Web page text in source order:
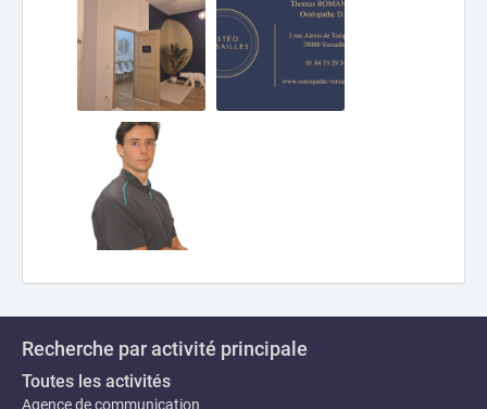
Recherche par activité principale
Toutes les activités
Agence de communication